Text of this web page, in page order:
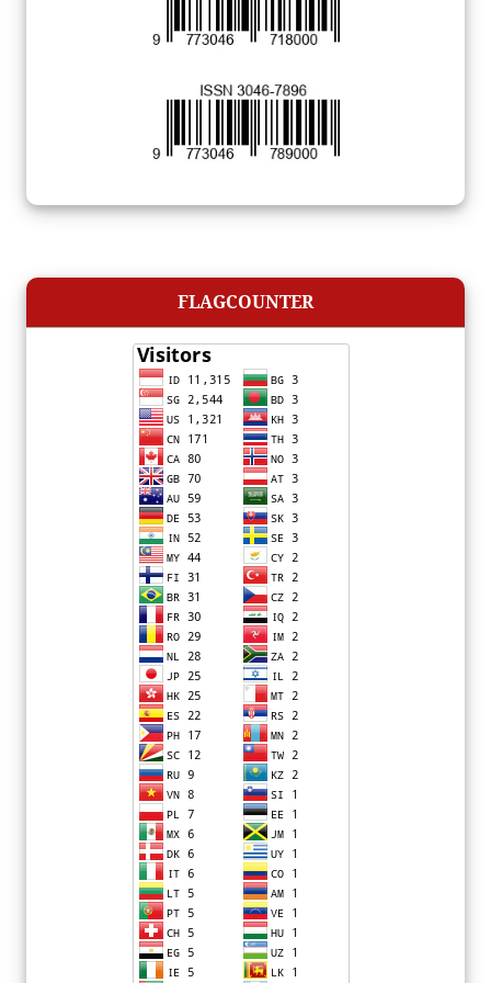
FLAGCOUNTER